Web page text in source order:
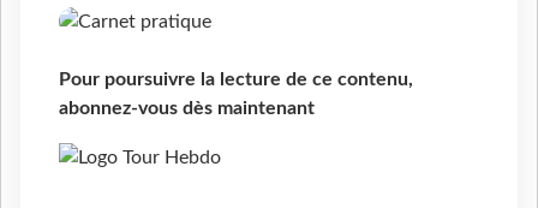
Pour poursuivre la lecture de ce contenu,
abonnez-vous dès maintenant